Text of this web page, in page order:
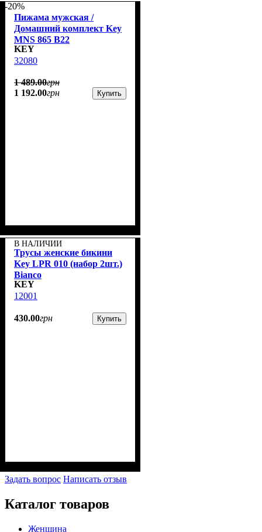
-20%
Пижама мужская /
Домашний комплект Key
MNS 865 B22
KEY
32080
1 489.00грн
1 192.00грн Купить
В НАЛИЧИИ
Трусы женские бикини
Key LPR 010 (набор 2шт.)
Bianco
KEY
12001
430.00грн Купить
Задать вопрос Написать отзыв
Каталог товаров
Женщина